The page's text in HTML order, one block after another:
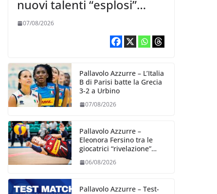
nuovi talenti “esplosi”
nella VNL 2026 per
07/08/2026
Pallavolo Azzurre – L’Italia
B di Parisi batte la Grecia
3-2 a Urbino
07/08/2026
Pallavolo Azzurre –
Eleonora Fersino tra le
giocatrici “rivelazione”
Volleyball World
06/08/2026
Pallavolo Azzurre – Test-